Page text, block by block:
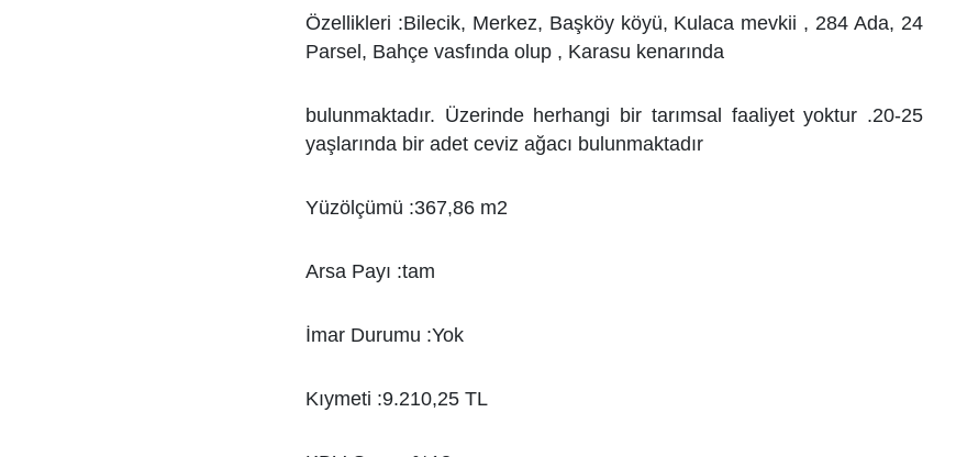
Özellikleri :Bilecik, Merkez, Başköy köyü, Kulaca mevkii , 284 Ada, 24
Parsel, Bahçe vasfında olup , Karasu kenarında
bulunmaktadır. Üzerinde herhangi bir tarımsal faaliyet yoktur .20-25
yaşlarında bir adet ceviz ağacı bulunmaktadır
Yüzölçümü :367,86 m2
Arsa Payı :tam
İmar Durumu :Yok
Kıymeti :9.210,25 TL